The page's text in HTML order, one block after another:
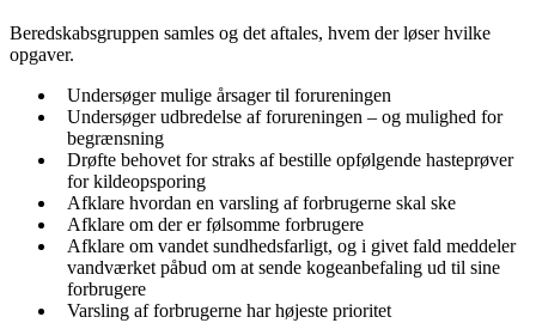
Beredskabsgruppen samles og det aftales, hvem der løser hvilke
opgaver.
Undersøger mulige årsager til forureningen
Undersøger udbredelse af forureningen – og mulighed for
begrænsning
Drøfte behovet for straks af bestille opfølgende hasteprøver
for kildeopsporing
Afklare hvordan en varsling af forbrugerne skal ske
Afklare om der er følsomme forbrugere
Afklare om vandet sundhedsfarligt, og i givet fald meddeler
vandværket påbud om at sende kogeanbefaling ud til sine
forbrugere
Varsling af forbrugerne har højeste prioritet